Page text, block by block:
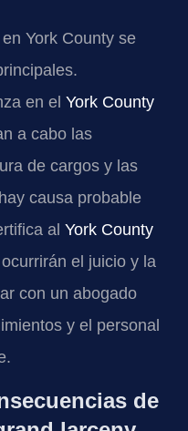
York County se
en el York County
a cabo las
de cargos y las
causa probable
al York County
el juicio y la
con un abogado
y el personal
de